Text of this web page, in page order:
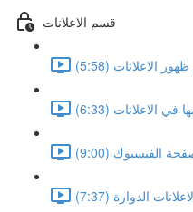
قسم الاعلانات
الاعلانات (5:58)
الاعلانات (6:33)
الفيسبوك (9:00)
الدوارة (7:37)